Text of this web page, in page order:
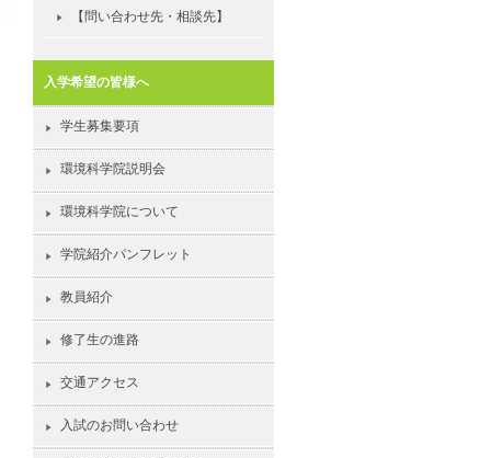
【問い合わせ先・相談先】
入学希望の皆様へ
学生募集要項
環境科学院説明会
環境科学院について
学院紹介パンフレット
教員紹介
修了生の進路
交通アクセス
入試のお問い合わせ